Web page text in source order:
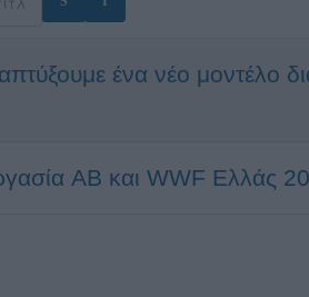
ένα νέο μοντέλο
AB και WWF Ελλάς